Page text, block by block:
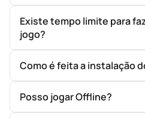
Existe tempo limite para
jogo?
Como é feita a instalação
Posso jogar Offline?